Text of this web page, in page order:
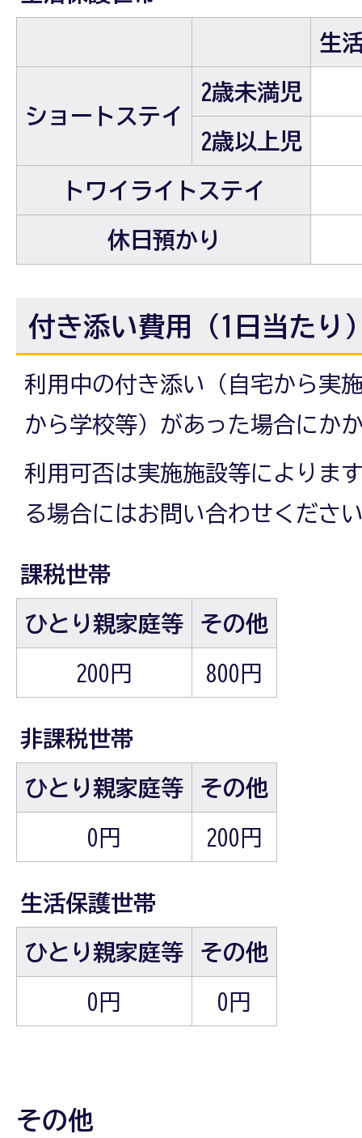
生
ショートステイ
2歳未満児
2歳以上児
トワイライトステイ
休日預かり
付き添い費用（1日当たり
利用中の付き添い（自宅から実
から学校等）があった場合にか
利用可否は実施施設等によりま
る場合にはお問い合わせくださ
課税世帯
ひとり親家庭等 その他
200円 800円
非課税世帯
ひとり親家庭等 その他
0円 200円
生活保護世帯
ひとり親家庭等 その他
0円 0円
その他